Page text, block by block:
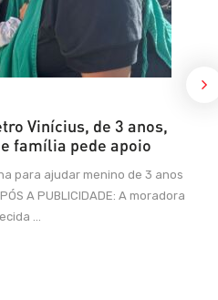
Vinícius, de 3 anos,
família pede apoio
para ajudar menino de 3 anos
A PUBLICIDADE: A moradora
...